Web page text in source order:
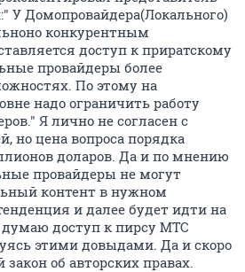
У Домопровайдера(Локального)
конкурентным
доступ к приратскому
провайдеры более
По этому на
надо ограничить работу
Я лично не согласен с
но цена вопроса порядка
доларов. Да и по мнению
провайдеры не могут
контент в нужном
и далее будет идти на
доступ к пирсу МТС
этими довыдами. Да и скоро
об авторских правах.